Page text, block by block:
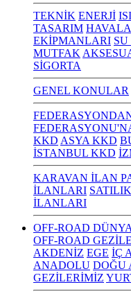
TEKNİK ENERJİ
TASARIM
EKİPMANLARI
MUTFAK
SİGORTA
GENEL KONULAR
KKD ASYA KKD
İSTANBUL KKD
KARAVAN İLAN
İLANLARI
İLANLARI
OFF-ROAD
OFF-ROAD
AKDENİZ EGE İÇ
ANADOLU DOĞU
GEZİLERİMİZ